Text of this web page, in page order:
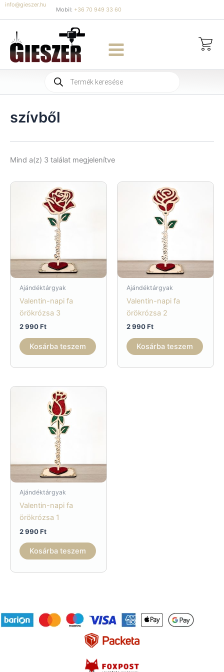
Skip
to
content
info@gieszer.hu
Mobil: +36 70 949 33 60
Products
search
szívből
Mind a(z) 3 találat megjelenítveSorted
Ajándéktárgyak
Valentin-napi fa
örökrózsa 3
2 990Ft
Kosárba teszem
Ajándéktárgyak
Valentin-napi fa
örökrózsa 2
2 990Ft
Kosárba teszem
Ajándéktárgyak
Valentin-napi fa
örökrózsa 1
2 990Ft
Kosárba teszem